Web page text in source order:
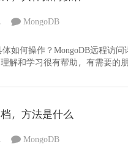
MongoDB
如何操作？MongoDB远程访
解和学习很有帮助，有需要的
，方法是什么
MongoDB